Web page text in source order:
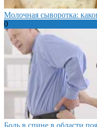
Молочная сыворотка:
0